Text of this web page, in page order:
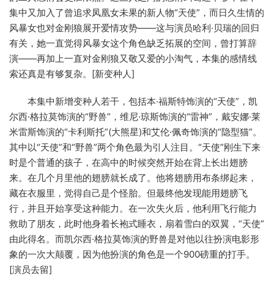
集中又加入了曾追求凤凰女未果的新人物“天使”，而日久生情的
风暴女也对金刚狼展开爱情攻势——这与演员哈利·贝瑞的回归
有关，她一直觉得风暴女这个角色缺乏拓展的空间，曾打算辞
演——再加上一直对金刚狼又敬又爱的小淘气，本集的感情线
索还真是有够复杂。[新变种人]
本集中新增变种人若干，包括本·福斯特饰演的“天使”，凯
尔西·格拉莫饰演的“野兽”，维尼·琼斯饰演的“雷神”，戴安娜·莱
米雷斯饰演的“卡利斯托”(大熊星)和艾伦·佩奇饰演的“隐型猫”。
其中以“天使”和“野兽”两个角色最为引人注目。“天使”刚生下来
时是个普通的孩子，在高中的时候突然开始在背上长出翅膀
来。在几个月里他的翅膀就长成了。他将翅膀用布条绑起来，
藏在衣服里，觉得自己是个怪胎。但最终他发现能用翅膀飞
行，并且开始享受这种能力。在一次失火后，他利用飞行能力
救助了朋友，此时他身着长袍式睡衣，扇着雪白的双翼，“天使”
由此得名。而凯尔西·格拉莫饰演的野兽是对他以往扮演电影形
象的一次大颠覆，因为他扮演的角色是一个900磅重的打手。
[演员去留]